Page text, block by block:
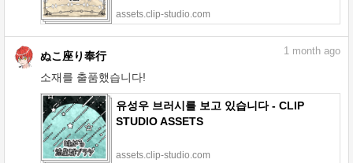
assets.clip-studio.com
ぬこ座り奉行
소재를 출품했습니다!
1 month ago
유성우 브러시를 보고 있습니다 - CLIP
STUDIO ASSETS
assets.clip-studio.com